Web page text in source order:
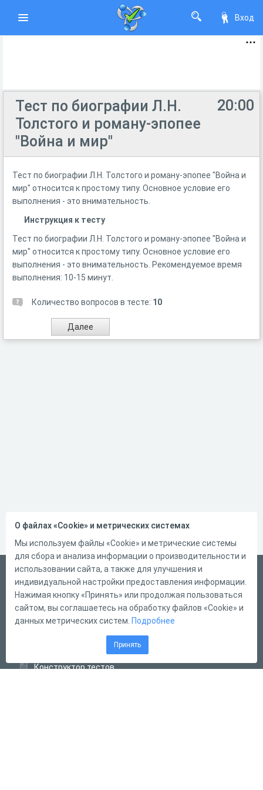
Вход
20:00
Тест по биографии Л.Н.
Толстого и роману-эпопее
"Война и мир"
Тест по биографии Л.Н. Толстого и роману-эпопее "Война и
мир" относится к простому типу. Основное условие его
выполнения - это внимательность.
Инструкция к тесту
Тест по биографии Л.Н. Толстого и роману-эпопее "Война и
мир" относится к простому типу. Основное условие его
выполнения - это внимательность. Рекомендуемое время
выполнения: 10-15 минут.
Количество вопросов в тесте: 10
Русский
Справка
Форма обратной связи
Конструктор тестов
О файлах «Cookie» и метрических системах
Мы используем файлы «Cookie» и метрические системы
для сбора и анализа информации о производительности и
использовании сайта, а также для улучшения и
индивидуальной настройки предоставления информации.
Нажимая кнопку «Принять» или продолжая пользоваться
сайтом, вы соглашаетесь на обработку файлов «Cookie» и
данных метрических систем. Подробнее
Принять